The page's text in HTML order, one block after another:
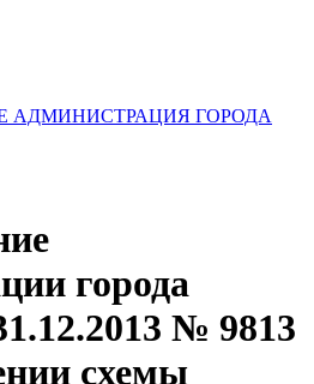
АДМИНИСТРАЦИЯ ГОРОДА
города
№ 9813
схемы